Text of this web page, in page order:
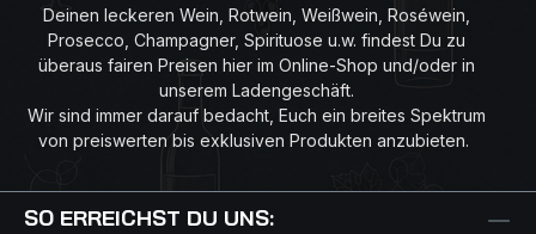
Dabei verleiht ihnen das regelmäßige Aufrühren des
Feinhefelagers (sog. bâtonnage) noch mehr Schmelz
und Volumen. Die Zugabe von 8 % Sémillon
unterstreicht diese aromatische Fülle und rundet den
Fumé Blanc mit einer traumhaft seidigen Textur ab.
Deinen leckeren Wein, Rotwein, Weißwein, Roséwein,
Prosecco, Champagner, Spirituose u.w. findest Du zu
überaus fairen Preisen hier im Online-Shop und/oder in
unserem Ladengeschäft.
Wir sind immer darauf bedacht, Euch ein breites Spektrum
von preiswerten bis exklusiven Produkten anzubieten.
SO ERREICHST DU UNS: